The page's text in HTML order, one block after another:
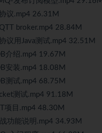
议.mp4 26.31M
broker.mp4 28.84M
议用Java测试.mp4 32.51M
介绍.mp4 19.67M
安装.mp4 18.08M
测试.mp4 68.75M
测试.mp4 91.18M
项目.mp4 48.30M
功能说明.mp4 34.93M